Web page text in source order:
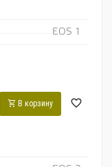
EOS 1
В корзину